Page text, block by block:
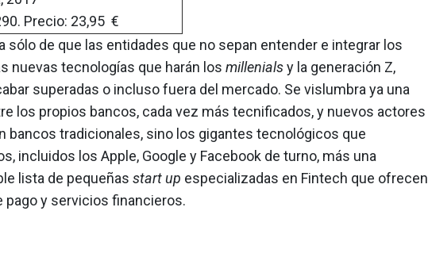
Precio: 23,95 €
sólo de que las entidades que no sepan entender e integrar los
nuevas tecnologías que harán los millenialsy la generación Z,
superadas o incluso fuera del mercado. Se vislumbra ya una
los propios bancos, cada vez más tecnificados, y nuevos actores
bancos tradicionales, sino los gigantes tecnológicos que
incluidos los Apple, Google y Facebook de turno, más una
lista de pequeñas start up especializadas en Fintech que ofrecen
pago y servicios financieros.